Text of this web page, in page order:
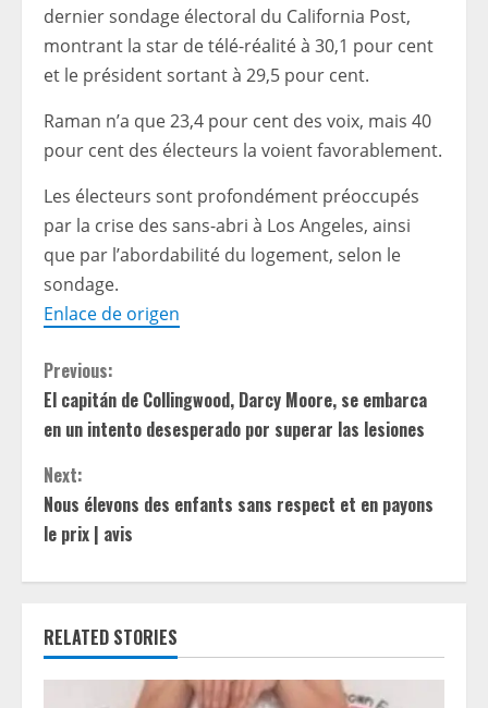
dernier sondage électoral du California Post,
montrant la star de télé-réalité à 30,1 pour cent
et le président sortant à 29,5 pour cent.
Raman n’a que 23,4 pour cent des voix, mais 40
pour cent des électeurs la voient favorablement.
Les électeurs sont profondément préoccupés
par la crise des sans-abri à Los Angeles, ainsi
que par l’abordabilité du logement, selon le
sondage.
Enlace de origen
C
o
n
t
u
Previous:
El capitán de Collingwood, Darcy Moore, se embarca
en un intento desesperado por superar las lesiones
Next:
Nous élevons des enfants sans respect et en payons
le prix | avis
RELATED STORIES